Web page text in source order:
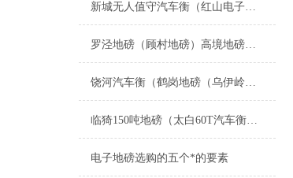
新城无人值守汽车衡（红山电子地磅）乌海电子汽车衡维修
罗泾地磅（顾村地磅）高境地磅）庙行地磅（华亭地磅（江桥地磅维修
饶河汽车衡（鹤岗地磅（乌伊岭汽车衡（伊春地磅）南岔汽车衡）带岭地磅维修
临猗150吨地磅（太白60T汽车衡）宝塔移动汽车衡）凤翔20T吊秤维修
电子地磅选购的五个*的要素